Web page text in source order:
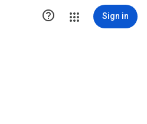
 Sign in